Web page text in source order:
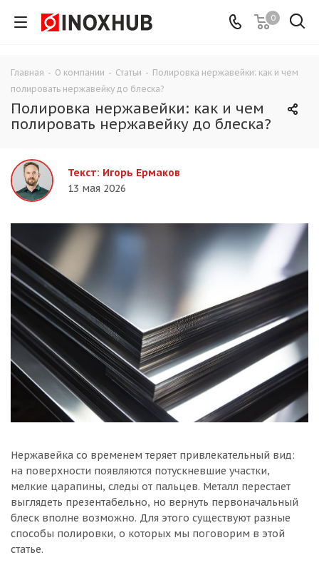
0
Главная - О компании - Статьи - Полировка нержавейки: как и чем
полировать нержавейку до блеска?
Полировка нержавейки: как и чем
полировать нержавейку до блеска?
Текст: Игорь Ермаков
13 мая 2026
Нержавейка со временем теряет привлекательный вид:
на поверхности появляются потускневшие участки,
мелкие царапины, следы от пальцев. Металл перестает
выглядеть презентабельно, но вернуть первоначальный
блеск вполне возможно. Для этого существуют разные
способы полировки, о которых мы поговорим в этой
статье.